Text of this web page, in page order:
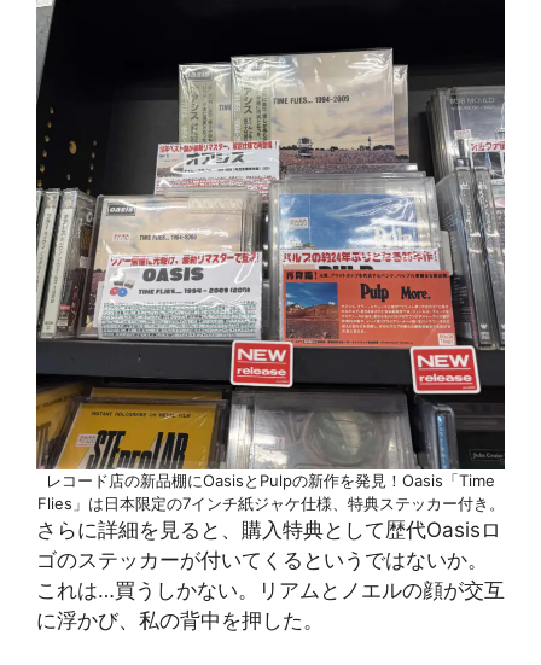
レコード店の新品棚にOasisとPulpの新作を発見！Oasis「Time
Flies」は日本限定の7インチ紙ジャケ仕様、特典ステッカー付き。
さらに詳細を見ると、購入特典として歴代Oasisロ
ゴのステッカーが付いてくるというではないか。
これは…買うしかない。リアムとノエルの顔が交互
に浮かび、私の背中を押した。